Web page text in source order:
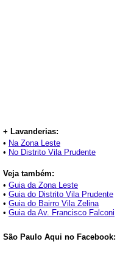
+ Lavanderias:
• Na Zona Leste
• No Distrito Vila Prudente
Veja também:
• Guia da Zona Leste
• Guia do Distrito Vila Prudente
• Guia do Bairro Vila Zelina
• Guia da Av. Francisco Falconi
São Paulo Aqui no Facebook: